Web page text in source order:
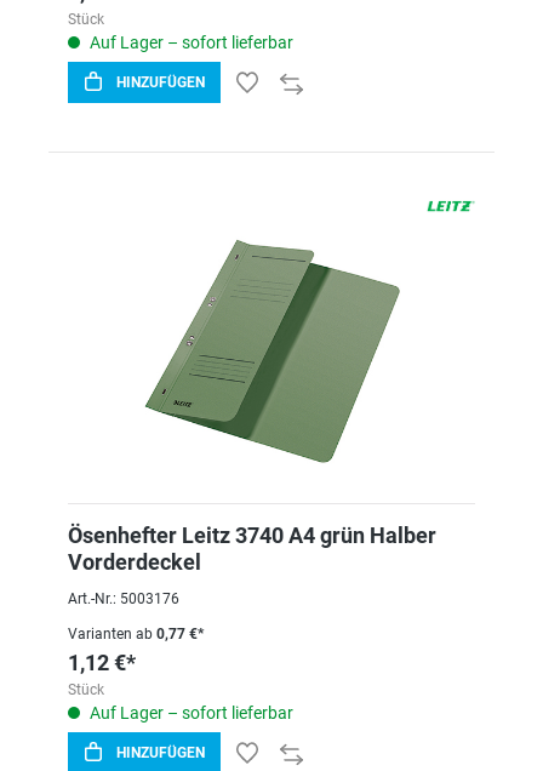
Stück
Auf Lager – sofort lieferbar
HINZUFÜGEN
Ösenhefter Leitz 3740 A4 grün Halber
Vorderdeckel
Art.-Nr.: 5003176
Varianten ab 0,77 €*
1,12 €*
Stück
Auf Lager – sofort lieferbar
HINZUFÜGEN